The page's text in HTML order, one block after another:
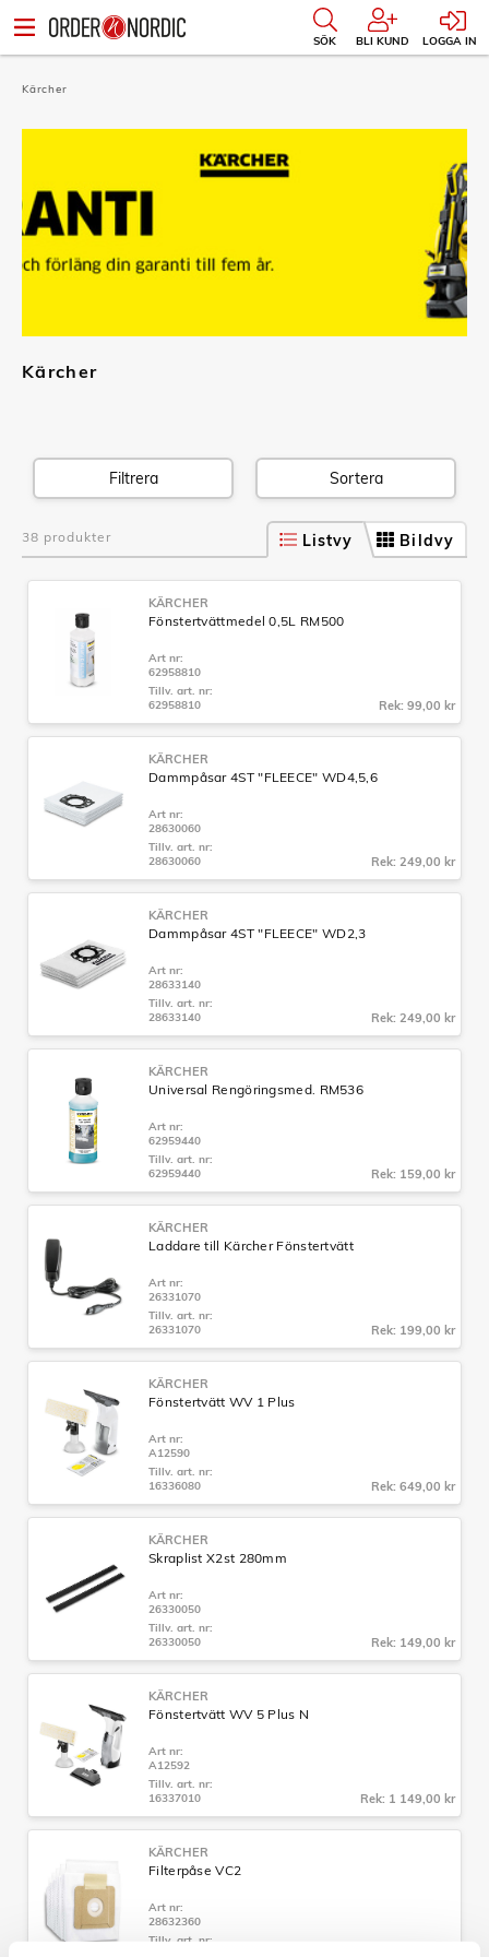
SÖK BLI KUND LOGGA IN
Kärcher
Kärcher
Filtrera Sortera
38 produkter Bildvy
Listvy
KÄRCHER
Fönstertvättmedel 0,5L RM500
Art nr:
62958810
Tillv. art. nr:
62958810
Rek: 99,00 kr
KÄRCHER
Dammpåsar 4ST "FLEECE" WD4,5,6
Art nr:
28630060
Tillv. art. nr:
28630060
Rek: 249,00 kr
KÄRCHER
Dammpåsar 4ST "FLEECE" WD2,3
Art nr:
28633140
Tillv. art. nr:
28633140
Rek: 249,00 kr
KÄRCHER
Universal Rengöringsmed. RM536
Art nr:
62959440
Tillv. art. nr:
62959440
Rek: 159,00 kr
KÄRCHER
Laddare till Kärcher Fönstertvätt
Art nr:
26331070
Tillv. art. nr:
26331070
Rek: 199,00 kr
KÄRCHER
Fönstertvätt WV 1 Plus
Art nr:
A12590
Tillv. art. nr:
16336080
Rek: 649,00 kr
KÄRCHER
Skraplist X2st 280mm
Art nr:
26330050
Tillv. art. nr:
26330050
Rek: 149,00 kr
KÄRCHER
Fönstertvätt WV 5 Plus N
Art nr:
A12592
Tillv. art. nr:
16337010
Rek: 1 149,00 kr
KÄRCHER
Filterpåse VC2
Art nr:
28632360
Tillv. art. nr: